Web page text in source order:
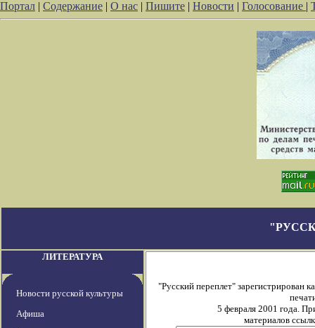
Портал | Содержание | О нас | Пишите | Новости | Голосование |
ЛИТЕРАТУРА
Новости русской культуры
Афиша
"Русский переплет" зарегистрирован
5 февраля 2001 года.
материалов